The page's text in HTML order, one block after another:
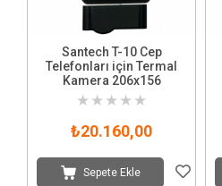
Santech T-10 Cep
Telefonları için Termal
Kamera 206x156
★ ★ ★ ★ ★
₺20.160,00
Sepete Ekle